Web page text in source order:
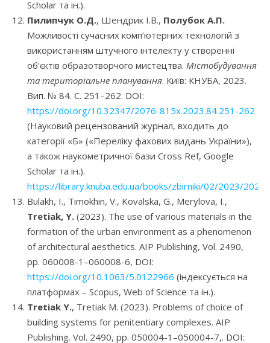
Scholar та ін.).
Пилипчук О.Д., Шендрик І.В., Полубок А.П.
Можливості сучасних комп’ютерних технологій з
використанням штучного інтелекту у створенні
об’єктів образотворчого мистецтва. Містобудування
та територіальне планування. Київ: КНУБА, 2023.
Вип. № 84. С. 251–262. DOI:
https://doi.org/10.32347/2076-815x.2023.84.251-262
(Науковий рецензований журнал, входить до
категорії «Б» («Переліку фахових видань України»),
а також наукометричної бази Cross Ref, Google
Scholar та ін.).
https://library.knuba.edu.ua/books/zbirniki/02/2023/
Bulakh, I., Timokhin, V., Kovalska, G., Merylova, I.,
Tretiak, Y. (2023). The use of various materials in the
formation of the urban environment as a phenomenon
of architectural aesthetics. AIP Publishing, Vol. 2490,
рр. 060008-1–060008-6, DOI:
https://doi.org/10.1063/5.0122966 (індексується на
платформах – Scopus, Web of Science та ін.).
Tretiak Y., Tretiak M. (2023). Problems of choice of
building systems for penitentiary complexes. AIP
Publishing. Vol. 2490, рр. 050004-1–050004-7,. DOI: